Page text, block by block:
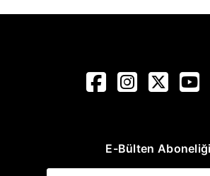
E-Bülten Aboneliği